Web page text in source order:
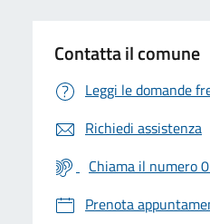
Contatta il comune
Leggi le domande
Richiedi assistenza
Chiama il numero
Prenota